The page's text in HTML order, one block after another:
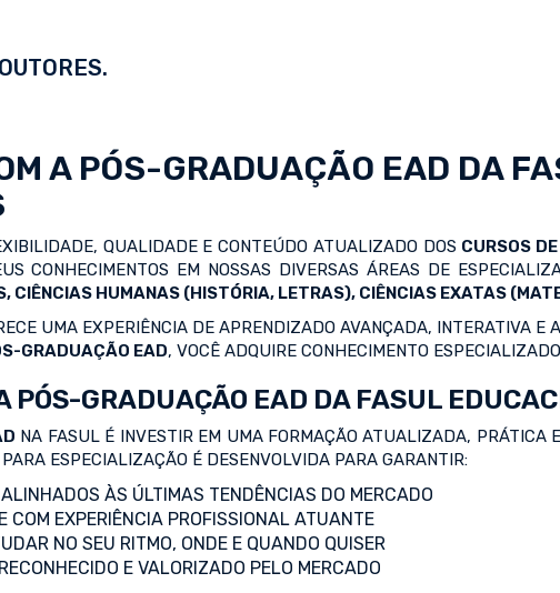
A PÓS-GRADUAÇÃO EAD DA
QUALIDADE E CONTEÚDO ATUALIZADO DOS CURSOS
CONHECIMENTOS EM NOSSAS DIVERSAS ÁREAS DE
CIÊNCIAS HUMANAS (HISTÓRIA, LETRAS), CIÊNCIAS EXATAS
UMA EXPERIÊNCIA DE APRENDIZADO AVANÇADA, INTERATIVA
GRADUAÇÃO EAD, VOCÊ ADQUIRE CONHECIMENTO
PÓS-GRADUAÇÃO EAD DA FASUL
NA FASUL É INVESTIR EM UMA FORMAÇÃO ATUALIZADA, PRÁTICA
ESPECIALIZAÇÃO É DESENVOLVIDA PARA GARANTIR:
ÀS ÚLTIMAS TENDÊNCIAS DO MERCADO
COM EXPERIÊNCIA PROFISSIONAL ATUANTE
NO SEU RITMO, ONDE E QUANDO QUISER
E VALORIZADO PELO MERCADO